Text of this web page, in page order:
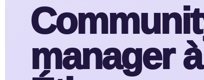
manager